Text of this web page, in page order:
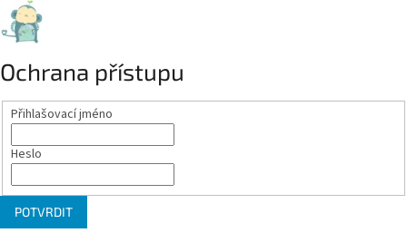
Ochrana přístupu
Přihlašovací jméno
Heslo
POTVRDIT